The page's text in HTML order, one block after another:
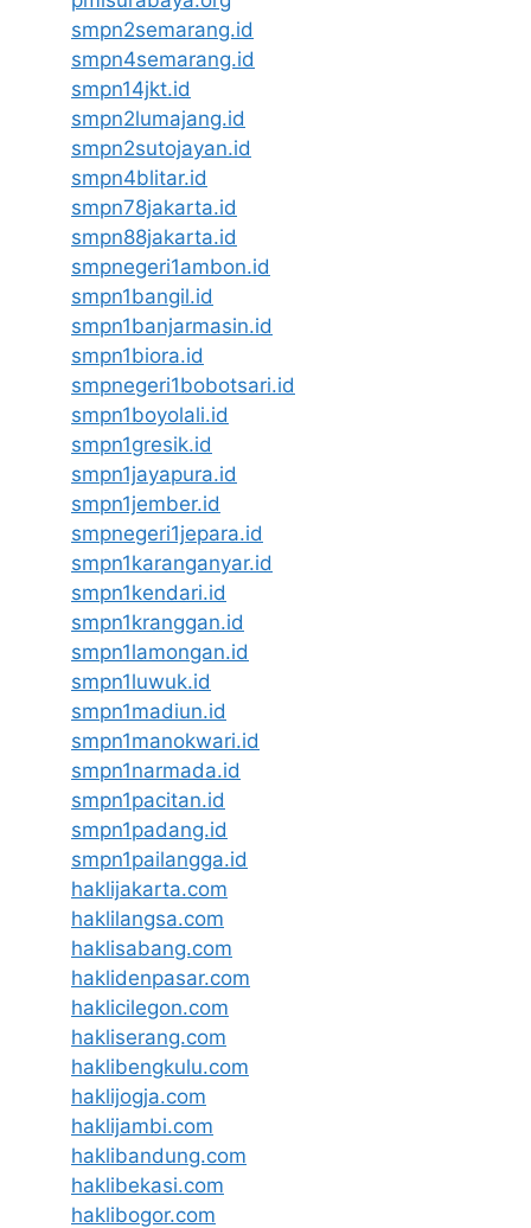
smpn2semarang.id
smpn4semarang.id
smpn14jkt.id
smpn2lumajang.id
smpn2sutojayan.id
smpn4blitar.id
smpn78jakarta.id
smpn88jakarta.id
smpnegeri1ambon.id
smpn1bangil.id
smpn1banjarmasin.id
smpn1biora.id
smpnegeri1bobotsari.id
smpn1boyolali.id
smpn1gresik.id
smpn1jayapura.id
smpn1jember.id
smpnegeri1jepara.id
smpn1karanganyar.id
smpn1kendari.id
smpn1kranggan.id
smpn1lamongan.id
smpn1luwuk.id
smpn1madiun.id
smpn1manokwari.id
smpn1narmada.id
smpn1pacitan.id
smpn1padang.id
smpn1pailangga.id
haklijakarta.com
haklilangsa.com
haklisabang.com
haklidenpasar.com
haklicilegon.com
hakliserang.com
haklibengkulu.com
haklijogja.com
haklijambi.com
haklibandung.com
haklibekasi.com
haklibogor.com